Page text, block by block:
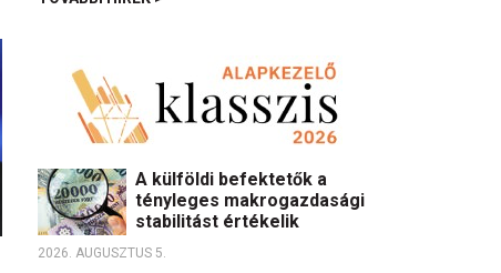
A külföldi befektetők a
tényleges makrogazdasági
stabilitást értékelik
2026. AUGUSZTUS 5.